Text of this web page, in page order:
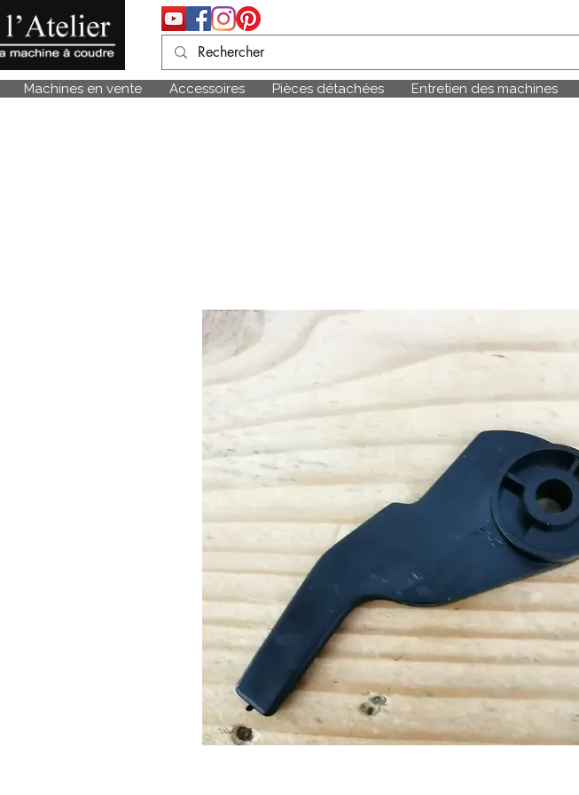
Machines en vente Accessoires Pièces détachées Entretien des machines